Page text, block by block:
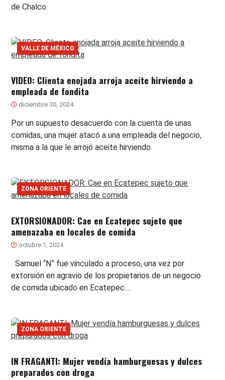
de Chalco.
VALLE DE MÉXICO
VIDEO: Clienta enojada arroja aceite hirviendo a
empleada de fondita
diciembre 30, 2024
Por un supuesto desacuerdo con la cuenta de unas
comidas, una mujer atacó a una empleada del negocio,
misma a la que le arrojó aceite hirviendo.
ZONA ORIENTE
EXTORSIONADOR: Cae en Ecatepec sujeto que
amenazaba en locales de comida
octubre 1, 2024
Samuel “N” fue vinculado a proceso, una vez por
extorsión en agravio de los propietarios de un negocio
de comida ubicado en Ecatepec.…
ZONA ORIENTE
IN FRAGANTI: Mujer vendía hamburguesas y dulces
preparados con droga